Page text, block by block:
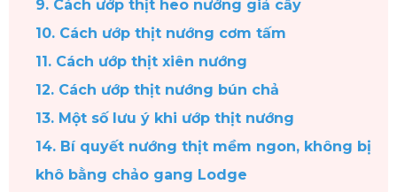
9. Cách ướp thịt heo nướng giả cầy
10. Cách ướp thịt nướng cơm tấm
11. Cách ướp thịt xiên nướng​
12. Cách ướp thịt nướng bún chả​
13. Một số lưu ý khi ướp thịt nướng
14. Bí quyết nướng thịt mềm ngon, không bị
khô bằng chảo gang Lodge